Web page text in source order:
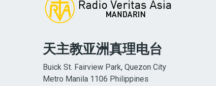
天主教亚洲真理电台
Buick St. Fairview Park, Quezon City
Metro Manila 1106 Philippines